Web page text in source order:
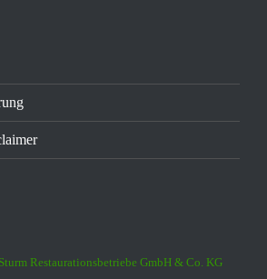
Restaurationsbetriebe GmbH & Co. KG